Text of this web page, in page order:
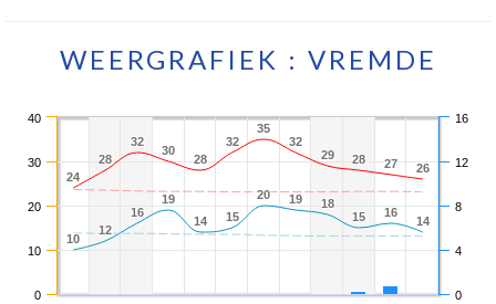
WEERGRAFIEK : VREMDE
24
24
28
28
32
32
30
30
28
28
32
32
35
35
32
32
29
29 28
28 27
27 26
26
10
10
12
12
16
16
19
19
14
14 15
15
20
20 19
19 18
18
15
15 16
16
14
14
0
10
20
30
40
0
4
8
12
16